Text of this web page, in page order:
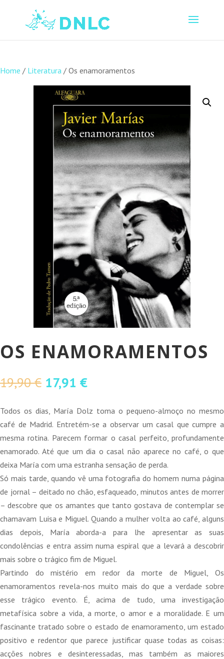
Home / Literatura / Os enamoramentos
OS ENAMORAMENTOS
19,90€ O
original
era:
19,90 €.
17,91 €O
atual
é:
17,91 €.
Todos os dias, María Dolz toma o pequeno-almoço no mesmo
café de Madrid. Entretém-se a observar um casal que cumpre a
mesma rotina. Parecem formar o casal perfeito, profundamente
enamorado. Até que um dia o casal não aparece no café, o que
deixa María com uma estranha sensação de perda.
Só mais tarde, quando vê uma fotografia do homem numa página
de jornal – deitado no chão, esfaqueado, minutos antes de morrer
– descobre que os amantes que tanto gostava de contemplar se
chamavam Luisa e Miguel. Quando a mulher volta ao café, alguns
dias depois, María aborda-a para lhe apresentar as suas
condolências e entra assim numa espiral que a levará a descobrir
mais sobre o trágico fim de Miguel.
Partindo do mistério em redor da morte de Miguel, Os
enamoramentos revela-nos muito mais do que a verdade sobre
esse trágico evento. É, acima de tudo, uma investigação
metafísica sobre a vida, a morte, o amor e a moralidade. E um
fascinante tratado sobre o estado de enamoramento, um estado
positivo e redentor que parece justificar quase todas as coisas:
acções nobres e desinteressadas, mas também as maiores